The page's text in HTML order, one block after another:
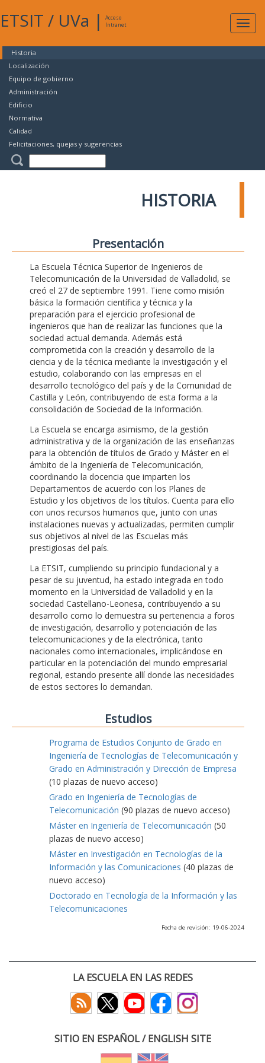
ETSIT / UVa |
Acceso
Intranet
Historia
Localización
Equipo de gobierno
Administración
Edificio
Normativa
Calidad
Felicitaciones, quejas y sugerencias
HISTORIA
Presentación
La Escuela Técnica Superior de Ingenieros de
Telecomunicación de la Universidad de Valladolid, se
creó el 27 de septiembre 1991. Tiene como misión
básica la formación científica y técnica y la
preparación para el ejercicio profesional de
ingenieros que han de realizar las funciones que la
sociedad actual demanda. Además está
comprometida con la creación y desarrollo de la
ciencia y de la técnica mediante la investigación y el
estudio, colaborando con las empresas en el
desarrollo tecnológico del país y de la Comunidad de
Castilla y León, contribuyendo de esta forma a la
consolidación de Sociedad de la Información.
La Escuela se encarga asimismo, de la gestión
administrativa y de la organización de las enseñanzas
para la obtención de títulos de Grado y Máster en el
ámbito de la Ingeniería de Telecomunicación,
coordinando la docencia que imparten los
Departamentos de acuerdo con los Planes de
Estudio y los objetivos de los títulos. Cuenta para ello
con unos recursos humanos que, junto con unas
instalaciones nuevas y actualizadas, permiten cumplir
sus objetivos al nivel de las Escuelas más
prestigiosas del país.
La ETSIT, cumpliendo su principio fundacional y a
pesar de su juventud, ha estado integrada en todo
momento en la Universidad de Valladolid y en la
sociedad Castellano-Leonesa, contribuyendo a su
desarrollo como lo demuestra su pertenencia a foros
de investigación, desarrollo y potenciación de las
telecomunicaciones y de la electrónica, tanto
nacionales como internacionales, implicándose en
particular en la potenciación del mundo empresarial
regional, estando presente allí donde las necesidades
de estos sectores lo demandan.
Estudios
Programa de Estudios Conjunto de Grado en
Ingeniería de Tecnologías de Telecomunicación y
Grado en Administración y Dirección de Empresa
(10 plazas de nuevo acceso)
Grado en Ingeniería de Tecnologías de
Telecomunicación (90 plazas de nuevo acceso)
Máster en Ingeniería de Telecomunicación (50
plazas de nuevo acceso)
Máster en Investigación en Tecnologías de la
Información y las Comunicaciones (40 plazas de
nuevo acceso)
Doctorado en Tecnología de la Información y las
Telecomunicaciones
Fecha de revisión: 19-06-2024
LA ESCUELA EN LAS REDES
SITIO EN ESPAÑOL / ENGLISH SITE